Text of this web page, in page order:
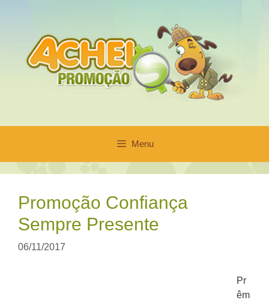
conteúdo
Menu
Promoção Confiança
Sempre Presente
06/11/2017
Pr
êm